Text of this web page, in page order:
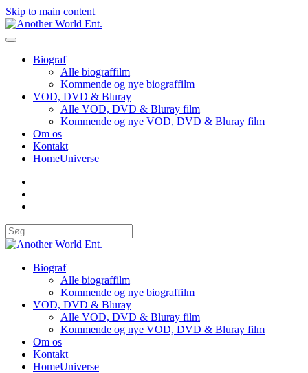
Skip to main content
Biograf
Alle biograffilm
Kommende og nye biograffilm
VOD, DVD & Bluray
Alle VOD, DVD & Bluray film
Kommende og nye VOD, DVD & Bluray film
Om os
Kontakt
HomeUniverse
Biograf
Alle biograffilm
Kommende og nye biograffilm
VOD, DVD & Bluray
Alle VOD, DVD & Bluray film
Kommende og nye VOD, DVD & Bluray film
Om os
Kontakt
HomeUniverse